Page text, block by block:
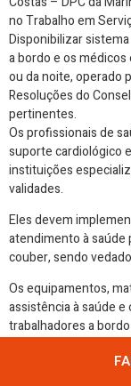
no Trabalho em
Disponibilizar
a bordo e os
ou da noite, operado
Resoluções do
pertinentes.
Os profissionais de
suporte cardiológico
instituições
validades.
Eles devem
atendimento à saúde
couber, sendo
Os equipamentos,
assistência à saúde
trabalhadores a